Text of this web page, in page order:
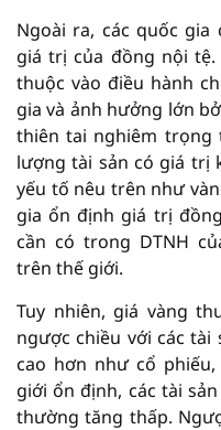
Ngoài ra, các quốc
giá trị của đồng nội
thuộc vào điều hành
gia và ảnh hưởng lớn
thiên tai nghiêm trọng
lượng tài sản có giá trị
yếu tố nêu trên như
gia ổn định giá trị
cần có trong DTNH
trên thế giới.
Tuy nhiên, giá vàng
ngược chiều với các
cao hơn như cổ
giới ổn định, các tài
thường tăng thấp.